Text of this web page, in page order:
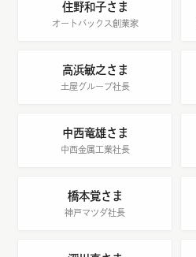
住野和子さま
オートバックス創業家
高浜敏之さま
土屋グループ社長
中西竜雄さま
中西金属工業社長
橋本覚さま
神戸マツダ社長